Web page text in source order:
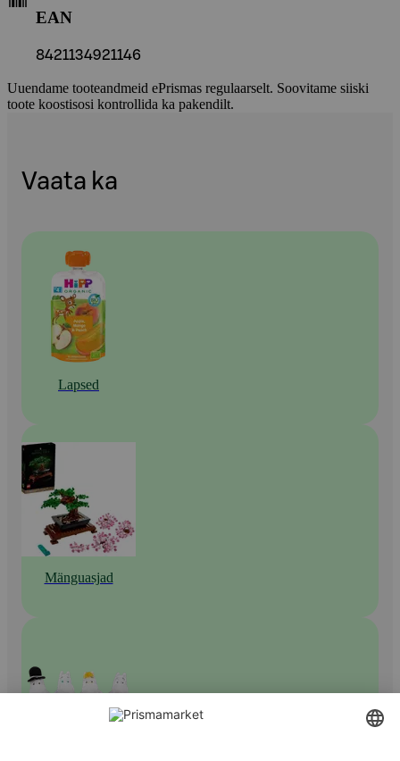
EAN
8421134921146
Uuendame tooteandmeid ePrismas regulaarselt. Soovitame siiski
toote koostisosi kontrollida ka pakendilt.
Vaata ka
Lapsed
Mänguasjad